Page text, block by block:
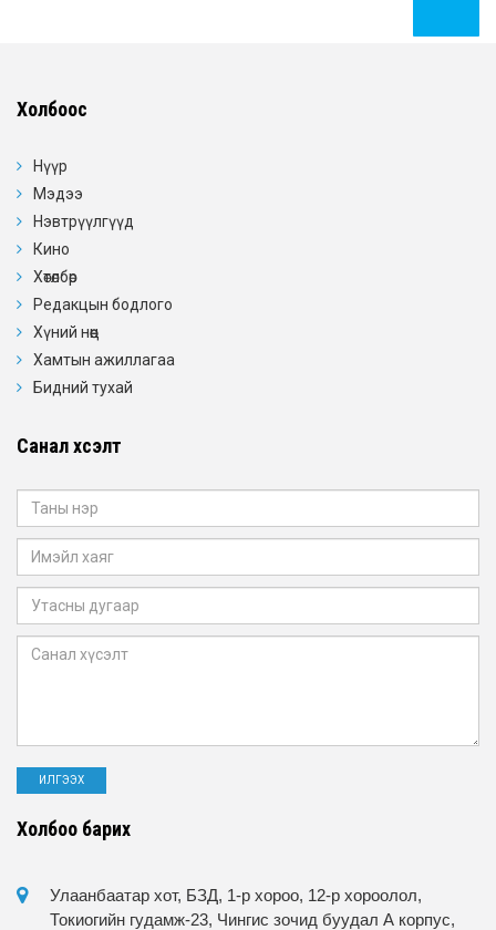
Холбоос
Нүүр
Мэдээ
Нэвтрүүлгүүд
Кино
Хөтөлбөр
Редакцын бодлого
Хүний нөөц
Хамтын ажиллагаа
Бидний тухай
Санал хүсэлт
Холбоо барих
Улаанбаатар хот, БЗД, 1-р хороо, 12-р хороолол,
Токиогийн гудамж-23, Чингис зочид буудал А корпус,